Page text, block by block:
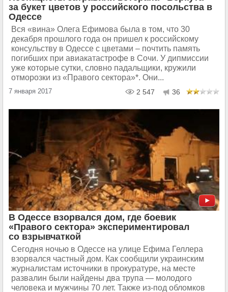
за букет цветов у российского посольства в
Одессе
Вся «вина» Олега Ефимова была в том, что 30
декабря прошлого года он пришел к российскому
консульству в Одессе с цветами – почтить память
погибших при авиакатастрофе в Сочи. У дипмиссии
уже которые сутки, словно падальщики, кружили
отморозки из «Правого сектора»*. Они...
7 января 2017 2 547 36
В Одессе взорвался дом, где боевик
«Правого сектора» экспериментировал
со взрывчаткой
Сегодня ночью в Одессе на улице Ефима Геллера
взорвался частный дом. Как сообщили украинским
журналистам источники в прокуратуре, на месте
развалин были найдены два трупа — молодого
человека и мужчины 70 лет. Также из-под обломков